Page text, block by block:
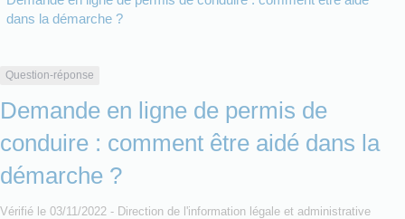
dans la démarche ?
Question-réponse
Demande en ligne de permis de
conduire : comment être aidé dans la
démarche ?
Vérifié le 03/11/2022 - Direction de l'information légale et administrative